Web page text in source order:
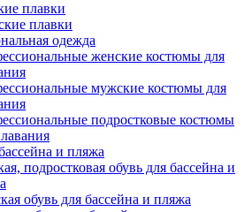
плавки
плавки
одежда
женские костюмы для
мужские костюмы для
подростковые костюмы
и пляжа
подростковая обувь для бассейна и
обувь для бассейна и пляжа